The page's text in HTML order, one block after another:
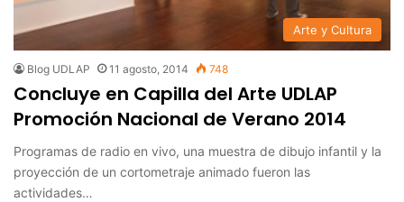
Arte y Cultura
Blog UDLAP 11 agosto, 2014 748
Concluye en Capilla del Arte UDLAP
Promoción Nacional de Verano 2014
Programas de radio en vivo, una muestra de dibujo infantil y la
proyección de un cortometraje animado fueron las
actividades…